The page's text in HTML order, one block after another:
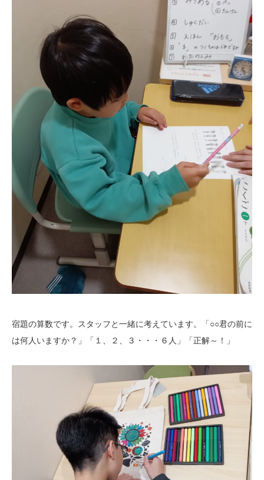
宿題の算数です。スタッフと一緒に考えています。「○○君の前に
は何人いますか？」「１、２、３・・・６人」「正解～！」